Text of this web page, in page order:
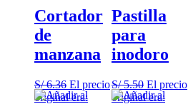
Cortador
de
manzana
S/6.36 El precio
original era:
Pastilla
para
inodoro
S/5.50 El precio
original era: